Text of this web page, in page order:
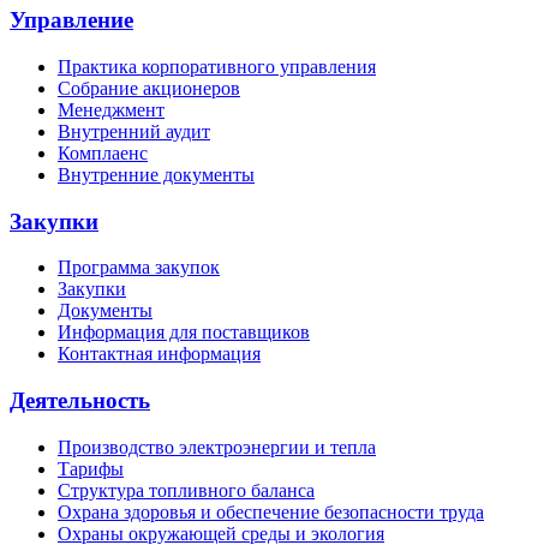
Управление
Практика корпоративного управления
Собрание акционеров
Менеджмент
Внутренний аудит
Комплаенс
Внутренние документы
Закупки
Программа закупок
Закупки
Документы
Информация для поставщиков
Контактная информация
Деятельность
Производство электроэнергии и тепла
Тарифы
Структура топливного баланса
Охрана здоровья и обеспечение безопасности труда
Охраны окружающей среды и экология